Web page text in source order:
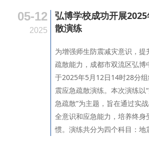
05-12
2025
弘博学校成功开展
散演练
为增强师生防震减灾意识，提
疏散能力，成都市双流区弘博
于2025年5月12日14时28分
震应急疏散演练。本次演练以
急疏散”为主题，旨在通过实
全意识和应急能力，培养终身
惯。演练共分为四个科目：地